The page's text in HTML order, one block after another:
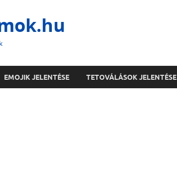
EMOJIK JELENTÉSE TETOVÁLÁSOK JELENTÉSE